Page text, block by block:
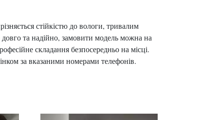
стійкістю до вологи, тривалим
та надійно, замовити модель можна на
складання безпосередньо на місці.
за вказаними номерами телефонів.